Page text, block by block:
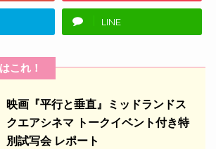
LINE
これ！
映画『平行と垂直』ミッドランドス
クエアシネマ トークイベント付き特
別試写会 レポート